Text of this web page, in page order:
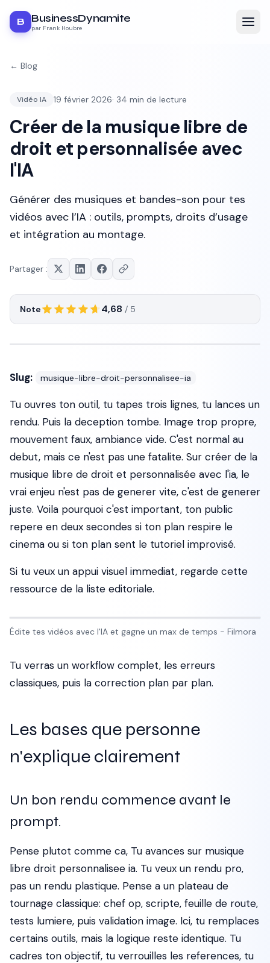
B BusinessDynamite
par Frank Houbre
← Blog
Vidéo IA 19 février 2026· 34 min de lecture
Créer de la musique libre de
droit et personnalisée avec
l'IA
Générer des musiques et bandes-son pour tes
vidéos avec l’IA : outils, prompts, droits d’usage
et intégration au montage.
Partager :
Note 4,68 / 5
Slug: musique-libre-droit-personnalisee-ia
Tu ouvres ton outil, tu tapes trois lignes, tu lances un
rendu. Puis la deception tombe. Image trop propre,
mouvement faux, ambiance vide. C'est normal au
debut, mais ce n'est pas une fatalite. Sur créer de la
musique libre de droit et personnalisée avec l'ia, le
vrai enjeu n'est pas de generer vite, c'est de generer
juste. Voila pourquoi c'est important, ton public
repere en deux secondes si ton plan respire le
cinema ou si ton plan sent le tutoriel improvisé.
Si tu veux un appui visuel immediat, regarde cette
ressource de la liste editoriale.
Édite tes vidéos avec l'IA et gagne un max de temps - Filmora
Tu verras un workflow complet, les erreurs
classiques, puis la correction plan par plan.
Les bases que personne
n'explique clairement
Un bon rendu commence avant le
prompt.
Pense plutot comme ca, Tu avances sur musique
libre droit personnalisee ia. Tu veux un rendu pro,
pas un rendu plastique. Pense a un plateau de
tournage classique: chef op, scripte, feuille de route,
tests lumiere, puis validation image. Ici, tu remplaces
certains outils, mais la logique reste identique. Tu
cadres ton objectif, tu verrouilles les references, tu